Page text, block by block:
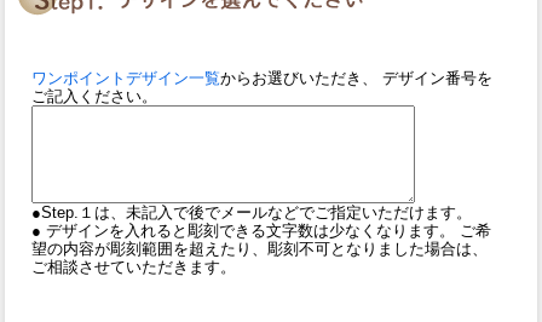
ワンポイントデザイン一覧からお選びいただき、 デザイン番号を
ご記入ください。
●Step.１は、未記入で後でメールなどでご指定いただけます。
● デザインを入れると彫刻できる文字数は少なくなります。 ご希
望の内容が彫刻範囲を超えたり、彫刻不可となりました場合は、
ご相談させていただきます。